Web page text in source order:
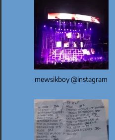
mewsikboy @instagram